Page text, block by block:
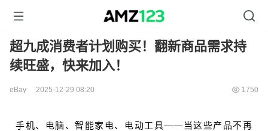
超九成消费者计划购买！翻新商品需求持
续旺盛，快来加入！
eBay 2025-12-29 08:20 1750
手机、电脑、智能家电、电动工具——当这些产品不再